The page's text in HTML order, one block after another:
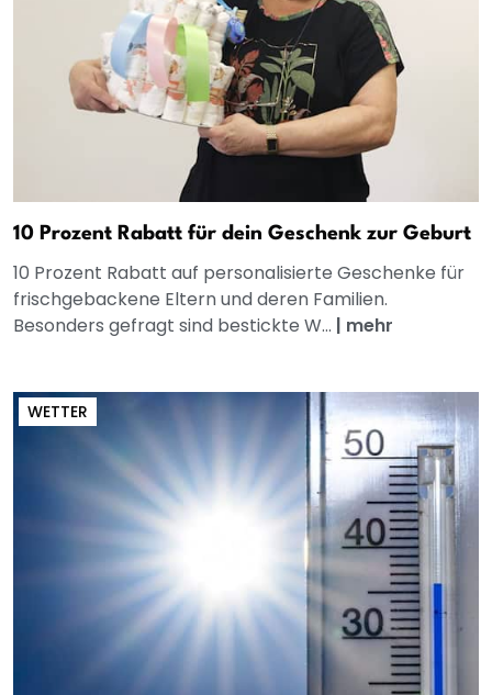
10 Prozent Rabatt für dein Geschenk zur Geburt
10 Prozent Rabatt auf personalisierte Geschenke für
frischgebackene Eltern und deren Familien.
Besonders gefragt sind bestickte W... | mehr
WETTER